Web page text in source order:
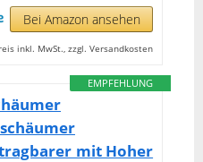
Bei Amazon ansehen
inkl. MwSt., zzgl. Versandkosten
EMPFEHLUNG
mit Hoher